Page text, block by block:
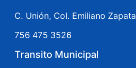
C. Unión, Col. Emiliano Zapata
756 475 3526
Transito Municipal